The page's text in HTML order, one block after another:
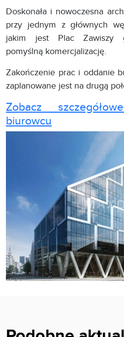
Doskonała i nowoczesna
przy jednym z głównych
jakim jest Plac Zawiszy
pomyślną komercjalizację.
Zakończenie prac i oddanie
zaplanowane jest na drugą
Zobacz
biurowcu